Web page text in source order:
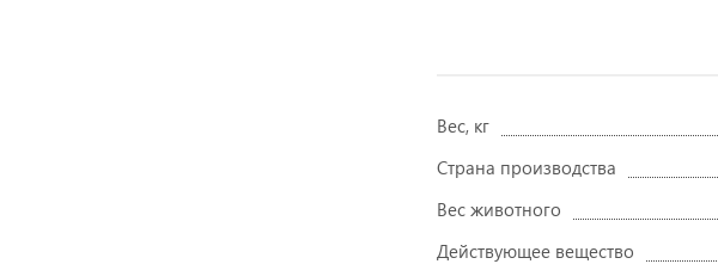
Вес, кг
Страна производства
Вес животного
Действующее вещество